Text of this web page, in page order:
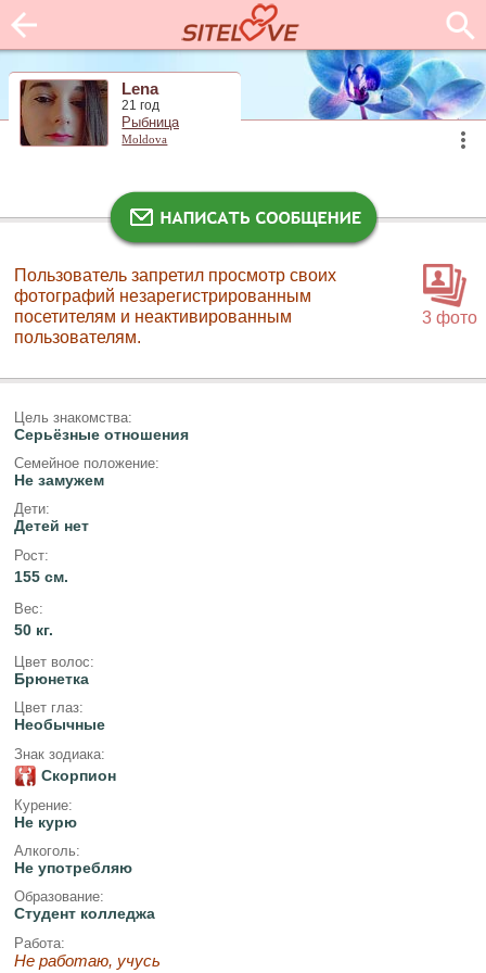
Lena
21 год
Рыбница
Moldova
3 фото
Пользователь запретил просмотр своих
фотографий незарегистрированным
посетителям и неактивированным
пользователям.
Цель знакомства:
Серьёзные отношения
Семейное положение:
Не замужем
Дети:
Детей нет
Рост:
155 см.
Вес:
50 кг.
Цвет волос:
Брюнетка
Цвет глаз:
Необычные
Знак зодиака:
Скорпион
Курение:
Не курю
Алкоголь:
Не употребляю
Образование:
Студент колледжа
Работа:
Не работаю, учусь